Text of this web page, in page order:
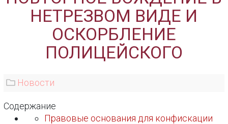
НЕТРЕЗВОМ ВИДЕ И
ОСКОРБЛЕНИЕ
ПОЛИЦЕЙСКОГО
Новости
Содержание
Правовые основания для конфискации